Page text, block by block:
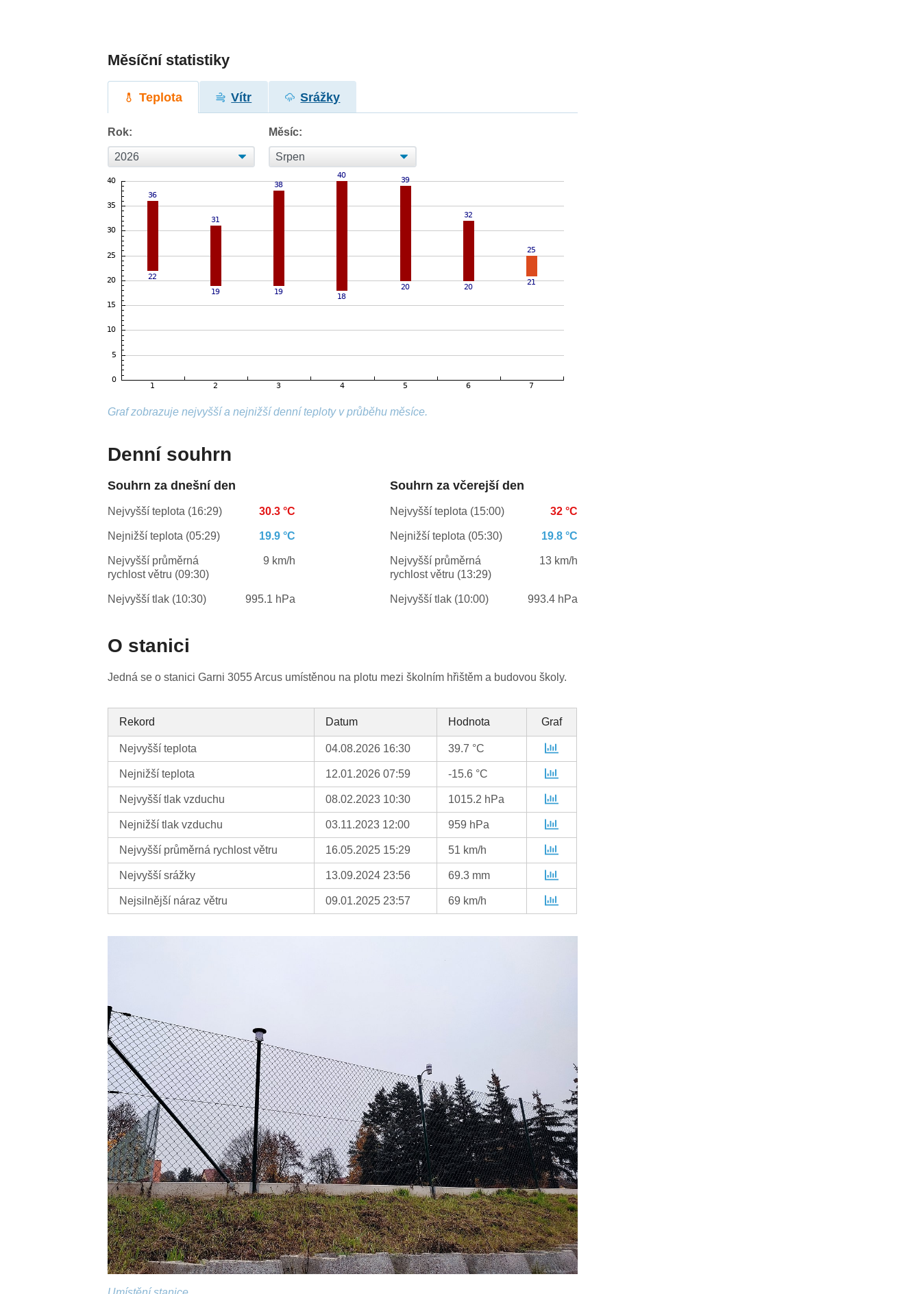
Měsíční statistiky
Teplota Vítr Srážky
Rok: Měsíc:
Graf zobrazuje nejvyšší a nejnižší denní teploty v průběhu měsíce.
Denní souhrn
Souhrn za dnešní den
Nejvyšší teplota (16:29) 30.3 °C
Nejnižší teplota (05:29) 19.9 °C
Nejvyšší průměrná
rychlost větru (09:30)
9 km/h
Nejvyšší tlak (10:30) 995.1 hPa
Souhrn za včerejší den
Nejvyšší teplota (15:00) 32 °C
Nejnižší teplota (05:30) 19.8 °C
Nejvyšší průměrná
rychlost větru (13:29)
13 km/h
Nejvyšší tlak (10:00) 993.4 hPa
O stanici
Jedná se o stanici Garni 3055 Arcus umístěnou na plotu mezi školním hřištěm a budovou školy.
Rekord Datum Hodnota Graf
Nejvyšší teplota 04.08.2026 16:30 39.7 °C
Nejnižší teplota 12.01.2026 07:59 -15.6 °C
Nejvyšší tlak vzduchu 08.02.2023 10:30 1015.2 hPa
Nejnižší tlak vzduchu 03.11.2023 12:00 959 hPa
Nejvyšší průměrná rychlost větru 16.05.2025 15:29 51 km/h
Nejvyšší srážky 13.09.2024 23:56 69.3 mm
Nejsilnější náraz větru 09.01.2025 23:57 69 km/h